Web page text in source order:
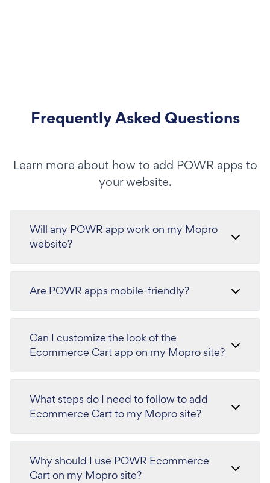
Frequently Asked Questions
Learn more about how to add POWR apps to
your website.
Will any POWR app work on my Mopro
website?
Are POWR apps mobile-friendly?
Can I customize the look of the
Ecommerce Cart app on my Mopro site?
What steps do I need to follow to add
Ecommerce Cart to my Mopro site?
Why should I use POWR Ecommerce
Cart on my Mopro site?